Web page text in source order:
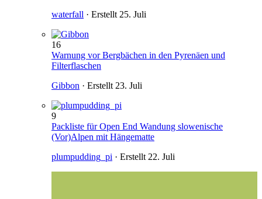
waterfall · Erstellt 25. Juli
16
Warnung vor Bergbächen in den Pyrenäen und
Filterflaschen
Gibbon · Erstellt 23. Juli
9
Packliste für Open End Wandung slowenische
(Vor)Alpen mit Hängematte
plumpudding_pi · Erstellt 22. Juli